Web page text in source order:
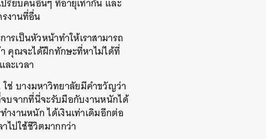
รียบคนอื่นๆ ที่อายุเท่ากัน และ
งานที่อื่น
รเป็นหัวหน้าทำให้เราสามารถ
คุณจะได้ฝึกทักษะที่หาไม่ได้ที่
ะเวลา
ช่ บางมหาวิทยาลัยมีคำขวัญว่า
บจากที่นี่จะรับมือกับงานหนักได้
งานหนัก ได้เงินเท่าเดิมอีกต่อ
ไปใช้ชีวิตมากกว่า